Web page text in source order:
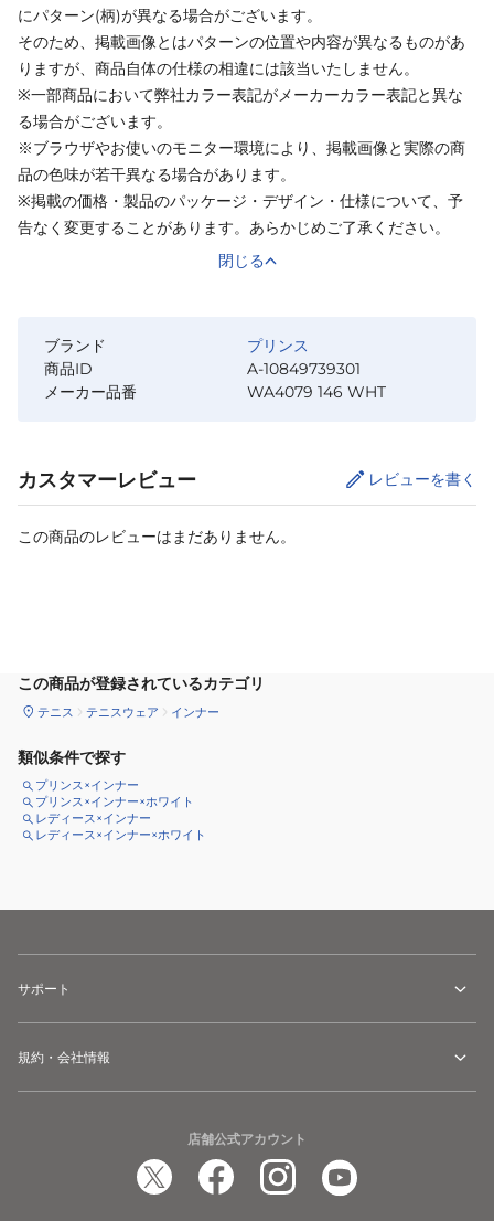
にパターン(柄)が異なる場合がございます。
そのため、掲載画像とはパターンの位置や内容が異なるものがあ
りますが、商品自体の仕様の相違には該当いたしません。
※一部商品において弊社カラー表記がメーカーカラー表記と異な
る場合がございます。
※ブラウザやお使いのモニター環境により、掲載画像と実際の商
品の色味が若干異なる場合があります。
※掲載の価格・製品のパッケージ・デザイン・仕様について、予
告なく変更することがあります。あらかじめご了承ください。
閉じる
ブランド
プリンス
商品ID
A-10849739301
メーカー品番
WA4079 146 WHT
カスタマーレビュー レビューを書く
この商品のレビューはまだありません。
この商品が登録されているカテゴリ
テニス テニスウェア インナー
類似条件で探す
プリンス×インナー
プリンス×インナー×ホワイト
レディース×インナー
レディース×インナー×ホワイト
サポート
規約・会社情報
店舗公式アカウント